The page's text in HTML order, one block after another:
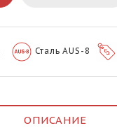
Сталь AUS-8
ОПИСАНИЕ